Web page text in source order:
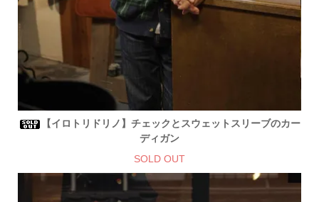
【イロトリドリノ】チェックとスウェットスリーブのカー
ディガン
SOLD OUT